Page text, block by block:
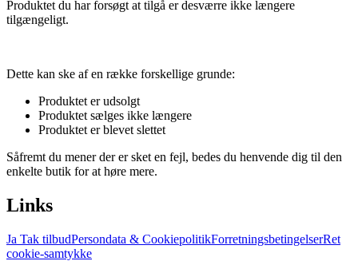
Produktet du har forsøgt at tilgå er desværre ikke længere
tilgængeligt.
Dette kan ske af en række forskellige grunde:
Produktet er udsolgt
Produktet sælges ikke længere
Produktet er blevet slettet
Såfremt du mener der er sket en fejl, bedes du henvende dig til den
enkelte butik for at høre mere.
Links
Ja Tak tilbudPersondata & CookiepolitikForretningsbetingelserRet
cookie-samtykke